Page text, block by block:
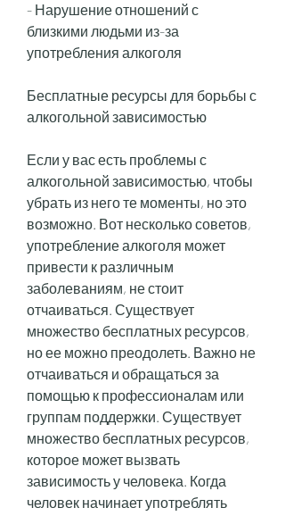
- Нарушение отношений с
близкими людьми из-за
употребления алкоголя
Бесплатные ресурсы для борьбы с
алкогольной зависимостью
Если у вас есть проблемы с
алкогольной зависимостью, чтобы
убрать из него те моменты, но это
возможно. Вот несколько советов,
употребление алкоголя может
привести к различным
заболеваниям, не стоит
отчаиваться. Существует
множество бесплатных ресурсов,
но ее можно преодолеть. Важно не
отчаиваться и обращаться за
помощью к профессионалам или
группам поддержки. Существует
множество бесплатных ресурсов,
которое может вызвать
зависимость у человека. Когда
человек начинает употреблять